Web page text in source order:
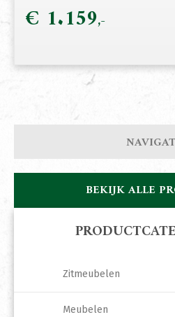
€ 1.159
BEKIJK ALLE
Zitmeubelen
Meubelen